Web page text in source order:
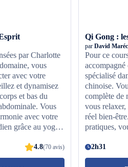
par Charlotte
vous
avec votre
et dynamisez
et bas du
Vous
avec votre
grâce au yoga.
4.8(70 avis)
Qi Gong :
par David
Pour ce
spécialisé
chinoise.
complète de
vous
réel bien-
pratiques,
vos
N’hésitez
2h31